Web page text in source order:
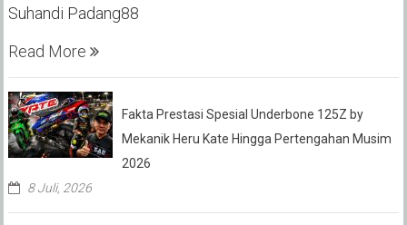
Suhandi Padang88
Read More
Fakta Prestasi Spesial Underbone 125Z by
Mekanik Heru Kate Hingga Pertengahan Musim
2026
8 Juli, 2026